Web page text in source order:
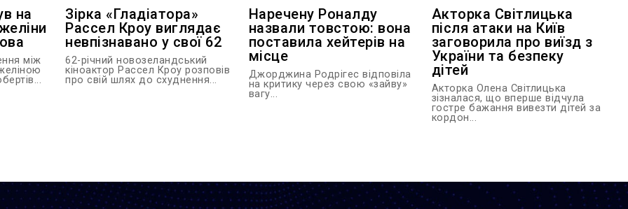
на
між
Зірка «Гладіатора»
Рассел Кроу виглядає
невпізнавано у свої 62
62-річний новозеландський
кіноактор Рассел Кроу розповів
про свій шлях до схуднення...
Наречену Роналду
назвали товстою: вона
поставила хейтерів на
місце
Джорджина Родрігес відповіла
на критику через свою «зайву»
вагу...
Акторка Світлицька
після атаки на Київ
заговорила про виїзд з
України та безпеку
дітей
Акторка Олена Світлицька
зізналася, що вперше відчула
гостре бажання вивезти дітей за
кордон...